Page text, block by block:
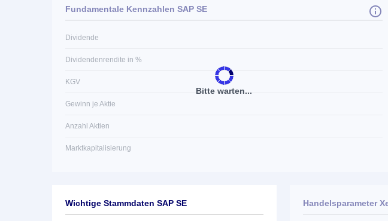
Bitte warten...
Fundamentale Kennzahlen SAP SE
Dividende
Dividendenrendite in %
KGV
Gewinn je Aktie
Anzahl Aktien
Marktkapitalisierung
Wichtige Stammdaten SAP SE Handelsparameter